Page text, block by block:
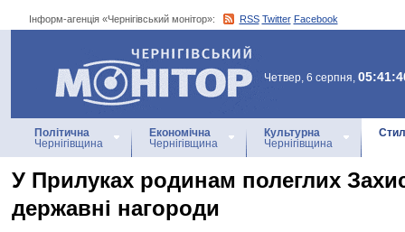
Інформ-агенція «Чернігівський монітор»: RSS Twitter Facebook
Інформ-агенція
«Чернігівський монітор»
Четвер, 6 серпня,
Політична
Чернігівщина
Економічна
Чернігівщина
Культурна
Чернігівщина
У Прилуках родинам полеглих
державні нагороди